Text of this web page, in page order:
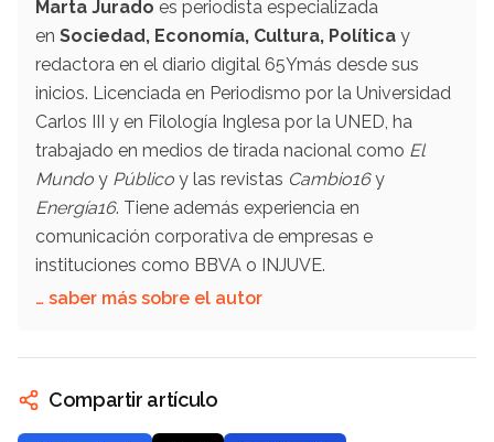
Marta Jurado es periodista especializada
en Sociedad, Economía, Cultura, Política y
redactora en el diario digital 65Ymás desde sus
inicios. Licenciada en Periodismo por la Universidad
Carlos III y en Filología Inglesa por la UNED, ha
trabajado en medios de tirada nacional como El
Mundo y Público y las revistas Cambio16y
Energía16. Tiene además experiencia en
comunicación corporativa de empresas e
instituciones como BBVA o INJUVE.
… saber más sobre el autor
Compartir artículo